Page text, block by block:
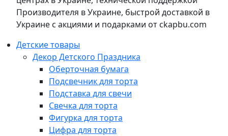
Производителя в Украине, быстрой доставкой в
Украине с акциями и подарками от ckapbu.com
Детские товары
Декор Детского Праздника
Оберточная бумага
Подсвечник для торта
Подставка для свечи
Свечка для торта
Фигурка для торта
Цифра для торта